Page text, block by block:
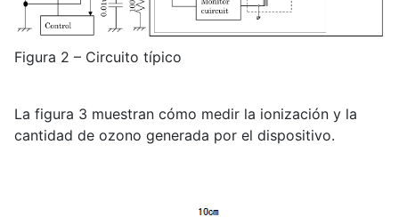
Figura 2 – Circuito típico
La figura 3 muestran cómo medir la ionización y la
cantidad de ozono generada por el dispositivo.